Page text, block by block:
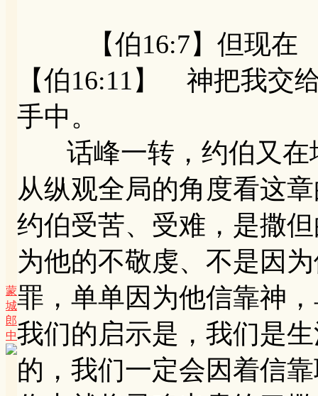
蒙
城
郎
中
【伯16:7】但现在
【伯16:11】 神把我交
手中。
话峰一转，约伯又在
从纵观全局的角度看这
约伯受苦、受难，是撒
为他的不敬虔、不是因
罪，单单因为他信靠神
我们的启示是，我们是
的，我们一定会因着信